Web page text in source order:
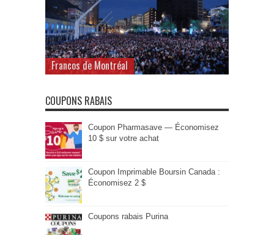
Francos de Montréal
COUPONS RABAIS
Coupon Pharmasave — Économisez
10 $ sur votre achat
Coupon Imprimable Boursin Canada :
Économisez 2 $
Coupons rabais Purina